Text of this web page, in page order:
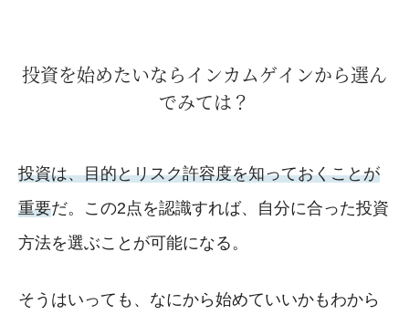
投資を始めたいならインカムゲインから選ん
でみては？
投資は、目的とリスク許容度を知っておくことが
重要だ。この2点を認識すれば、自分に合った投資
方法を選ぶことが可能になる。
そうはいっても、なにから始めていいかもわから